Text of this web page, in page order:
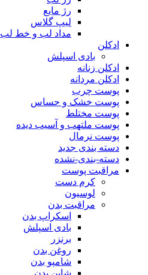
رژ مایع
لیپ گلاس
مداد لب و خط لب
ادکلن
بادی اسپلش
ادکلن زنانه
ادکلن مردانه
پوست چرب
پوست خشک و حساس
پوست مختلط
پوست ملتهب و آسیب دیده
پوست نرمال
دسته بندی جدید
دسته-بندی-نشده
مراقبت پوست
کرم دست
لوسیون
مراقبت بدن
اسکراپ بدن
بادی اسپلش
برنزر
روغن بدن
شامپو بدن